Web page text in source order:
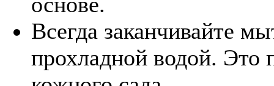
Всегда заканчивайте
прохладной водой. Это